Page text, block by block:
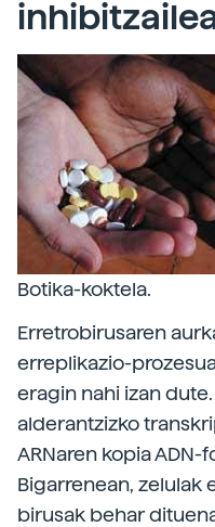
Botika-koktela.
Erretrobirusaren
erreplikazio-
eragin nahi izan
alderantzizko
ARNaren kopia
Bigarrenean, zelulak
birusak behar